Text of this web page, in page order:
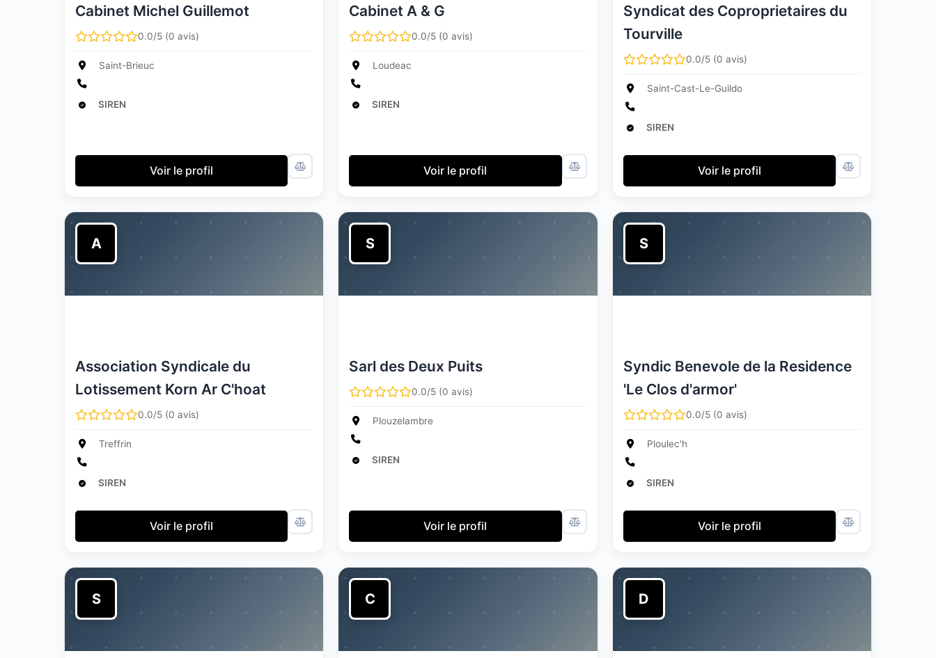
Cabinet Michel Guillemot
0.0/5 (0 avis)
Saint-Brieuc
SIREN
Voir le profil
Cabinet A & G
0.0/5 (0 avis)
Loudeac
SIREN
Voir le profil
Syndicat des Coproprietaires du
Tourville
0.0/5 (0 avis)
Saint-Cast-Le-Guildo
SIREN
Voir le profil
A
Association Syndicale du
Lotissement Korn Ar C'hoat
0.0/5 (0 avis)
Treffrin
SIREN
Voir le profil
S
Sarl des Deux Puits
0.0/5 (0 avis)
Plouzelambre
SIREN
Voir le profil
S
Syndic Benevole de la Residence
'Le Clos d'armor'
0.0/5 (0 avis)
Ploulec'h
SIREN
Voir le profil
S C D